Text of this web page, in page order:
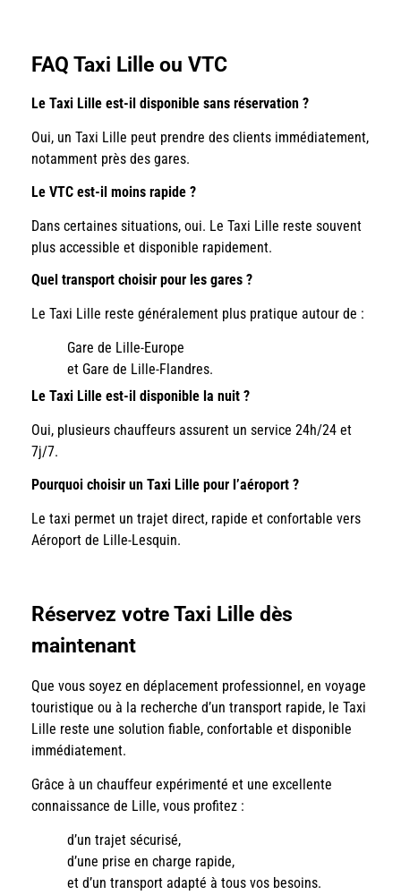
FAQ Taxi Lille ou VTC
Le Taxi Lille est-il disponible sans réservation ?
Oui, un Taxi Lille peut prendre des clients immédiatement,
notamment près des gares.
Le VTC est-il moins rapide ?
Dans certaines situations, oui. Le Taxi Lille reste souvent
plus accessible et disponible rapidement.
Quel transport choisir pour les gares ?
Le Taxi Lille reste généralement plus pratique autour de :
Gare de Lille-Europe
et Gare de Lille-Flandres.
Le Taxi Lille est-il disponible la nuit ?
Oui, plusieurs chauffeurs assurent un service 24h/24 et
7j/7.
Pourquoi choisir un Taxi Lille pour l’aéroport ?
Le taxi permet un trajet direct, rapide et confortable vers
Aéroport de Lille-Lesquin.
Réservez votre Taxi Lille dès
maintenant
Que vous soyez en déplacement professionnel, en voyage
touristique ou à la recherche d’un transport rapide, le Taxi
Lille reste une solution fiable, confortable et disponible
immédiatement.
Grâce à un chauffeur expérimenté et une excellente
connaissance de Lille, vous profitez :
d’un trajet sécurisé,
d’une prise en charge rapide,
et d’un transport adapté à tous vos besoins.